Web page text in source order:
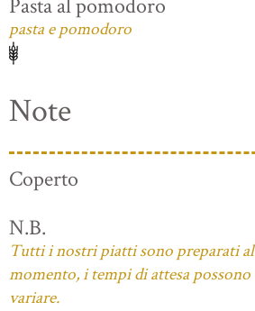
Pasta al pomodoro
pasta e pomodoro
Note
Coperto
N.B.
Tutti i nostri piatti sono preparati al
momento, i tempi di attesa possono
variare.